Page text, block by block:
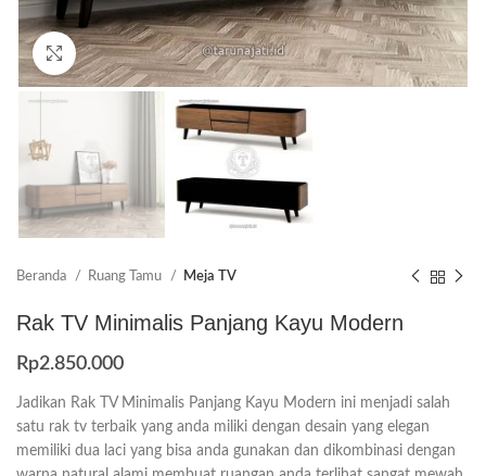
Click to enlarge
Beranda Ruang Tamu Meja TV
Rak TV Minimalis Panjang Kayu Modern
Rp2.850.000
Jadikan Rak TV Minimalis Panjang Kayu Modern ini menjadi salah
satu rak tv terbaik yang anda miliki dengan desain yang elegan
memiliki dua laci yang bisa anda gunakan dan dikombinasi dengan